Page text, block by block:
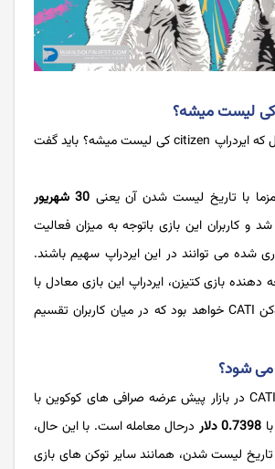
در پاسخ به این سوال که ایردراپ citizen کی لیست میشه؟ باید گفت
با تاریخ لیست شدن آن یعنی
30 شهریور
و کاربران این بازی باتوجه به میزان فعالیت
شده می توانند در این ایردراپ سهیم باشند.
دهنده بازی کتیزن، ایردراپ این بازی معادل با
43% از کل عرضه توکن CATI خواهد بود که در میان کاربران تقسیم
شود؟
0.7398 دلار
درحال معامله است. با این حال،
تاریخ لیست شدن، همانند سایر توکن های بازی